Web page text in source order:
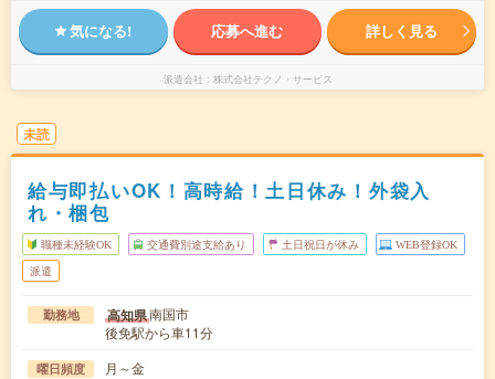
気になる! 応募へ進む 詳しく見る
派遣会社 株式会社テクノ・サービス
未読
給与即払いOK！高時給！土日休み！外袋入
れ・梱包
職種未経験OK 交通費別途支給あり 土日祝日が休み WEB登録OK
派遣
勤務地 高知県南国市
後免駅から車11分
曜日頻度 月～金